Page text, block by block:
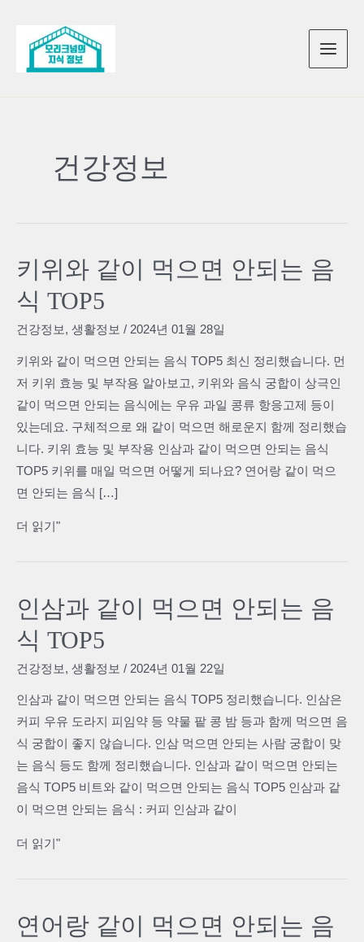
건강정보
키위와 같이 먹으면 안되는 음
식 TOP5
건강정보, 생활정보 / 2024년 01월 28일
키위와 같이 먹으면 안되는 음식 TOP5 최신 정리했습니다. 먼
저 키위 효능 및 부작용 알아보고, 키위와 음식 궁합이 상극인
같이 먹으면 안되는 음식에는 우유 과일 콩류 항응고제 등이
있는데요. 구체적으로 왜 같이 먹으면 해로운지 함께 정리했습
니다. 키위 효능 및 부작용 인삼과 같이 먹으면 안되는 음식
TOP5 키위를 매일 먹으면 어떻게 되나요? 연어랑 같이 먹으
면 안되는 음식 […]
키
이
먹
안
되
는
음
식
TOP5
더 읽기"
인삼과 같이 먹으면 안되는 음
식 TOP5
건강정보, 생활정보 / 2024년 01월 22일
인삼과 같이 먹으면 안되는 음식 TOP5 정리했습니다. 인삼은
커피 우유 도라지 피임약 등 약물 팥 콩 밤 등과 함께 먹으면 음
식 궁합이 좋지 않습니다. 인삼 먹으면 안되는 사람 궁합이 맞
는 음식 등도 함께 정리했습니다. 인삼과 같이 먹으면 안되는
음식 TOP5 비트와 같이 먹으면 안되는 음식 TOP5 인삼과 같
이 먹으면 안되는 음식 : 커피 인삼과 같이
인
이
더 읽기"
연어랑 같이 먹으면 안되는 음